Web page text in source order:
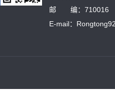
邮 编：710016
E-mail：